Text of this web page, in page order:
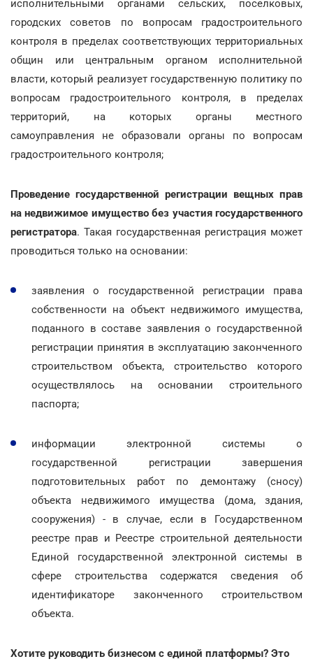
исполнительными органами сельских, поселковых,
городских советов по вопросам градостроительного
контроля в пределах соответствующих территориальных
общин или центральным органом исполнительной
власти, который реализует государственную политику по
вопросам градостроительного контроля, в пределах
территорий, на которых органы местного
самоуправления не образовали органы по вопросам
градостроительного контроля;
Проведение государственной регистрации вещных прав
на недвижимое имущество без участия государственного
регистратора. Такая государственная регистрация может
проводиться только на основании:
заявления о государственной регистрации права
собственности на объект недвижимого имущества,
поданного в составе заявления о государственной
регистрации принятия в эксплуатацию законченного
строительством объекта, строительство которого
осуществлялось на основании строительного
паспорта;
информации электронной системы о
государственной регистрации завершения
подготовительных работ по демонтажу (сносу)
объекта недвижимого имущества (дома, здания,
сооружения) - в случае, если в Государственном
реестре прав и Реестре строительной деятельности
Единой государственной электронной системы в
сфере строительства содержатся сведения об
идентификаторе законченного строительством
объекта.
Хотите руководить бизнесом с единой платформы? Это